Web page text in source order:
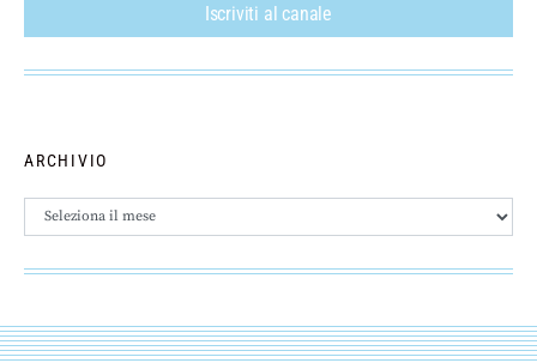
Iscriviti al canale
ARCHIVIO
Archivio